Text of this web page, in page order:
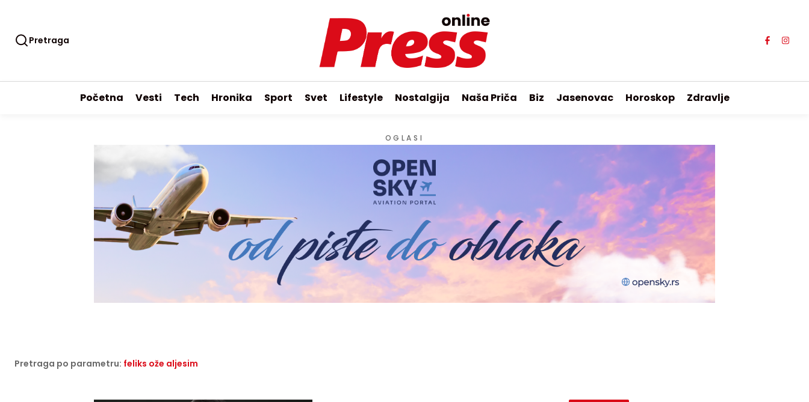
Pretraga
Početna Vesti Tech Hronika Sport Svet Lifestyle Nostalgija Naša Priča Biz Jasenovac Horoskop Zdravlje
OGLASI
Pretraga po parametru: feliks ože aljesim